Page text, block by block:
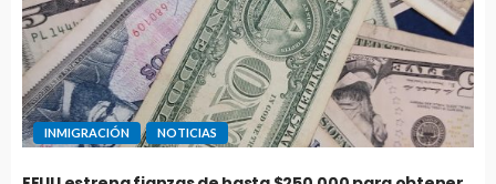
INMIGRACIÓN NOTICIAS